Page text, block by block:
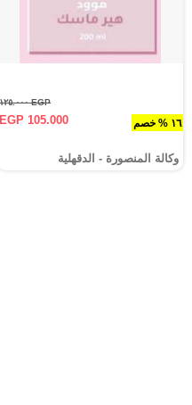
١٦ % خصم
EGP ١٢٥.٠٠٠
EGP 105.000
وكالة المنصورة - الدقهلية‎